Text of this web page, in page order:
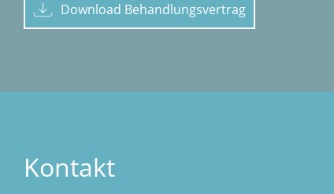
Download Behandlungsvertrag
Kontakt